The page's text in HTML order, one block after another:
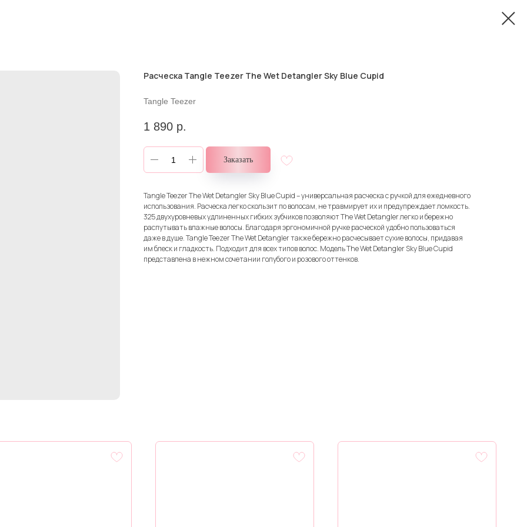
Расческа Tangle Teezer The Wet Detangler Sky Blue Cupid
Tangle Teezer
1 890 р.
Заказать
Tangle Teezer The Wet Detangler Sky Blue Cupid – универсальная расческа с ручкой для ежедневного
использования. Расческа легко скользит по волосам, не травмирует их и предупреждает ломкость.
325 двухуровневых удлиненных гибких зубчиков позволяют The Wet Detangler легко и бережно
распутывать влажные волосы. Благодаря эргономичной ручке расческой удобно пользоваться
даже в душе. Tangle Teezer The Wet Detangler также бережно расчесывает сухие волосы, придавая
им блеск и гладкость. Подходит для всех типов волос. Модель The Wet Detangler Sky Blue Cupid
представлена в нежном сочетании голубого и розового оттенков.